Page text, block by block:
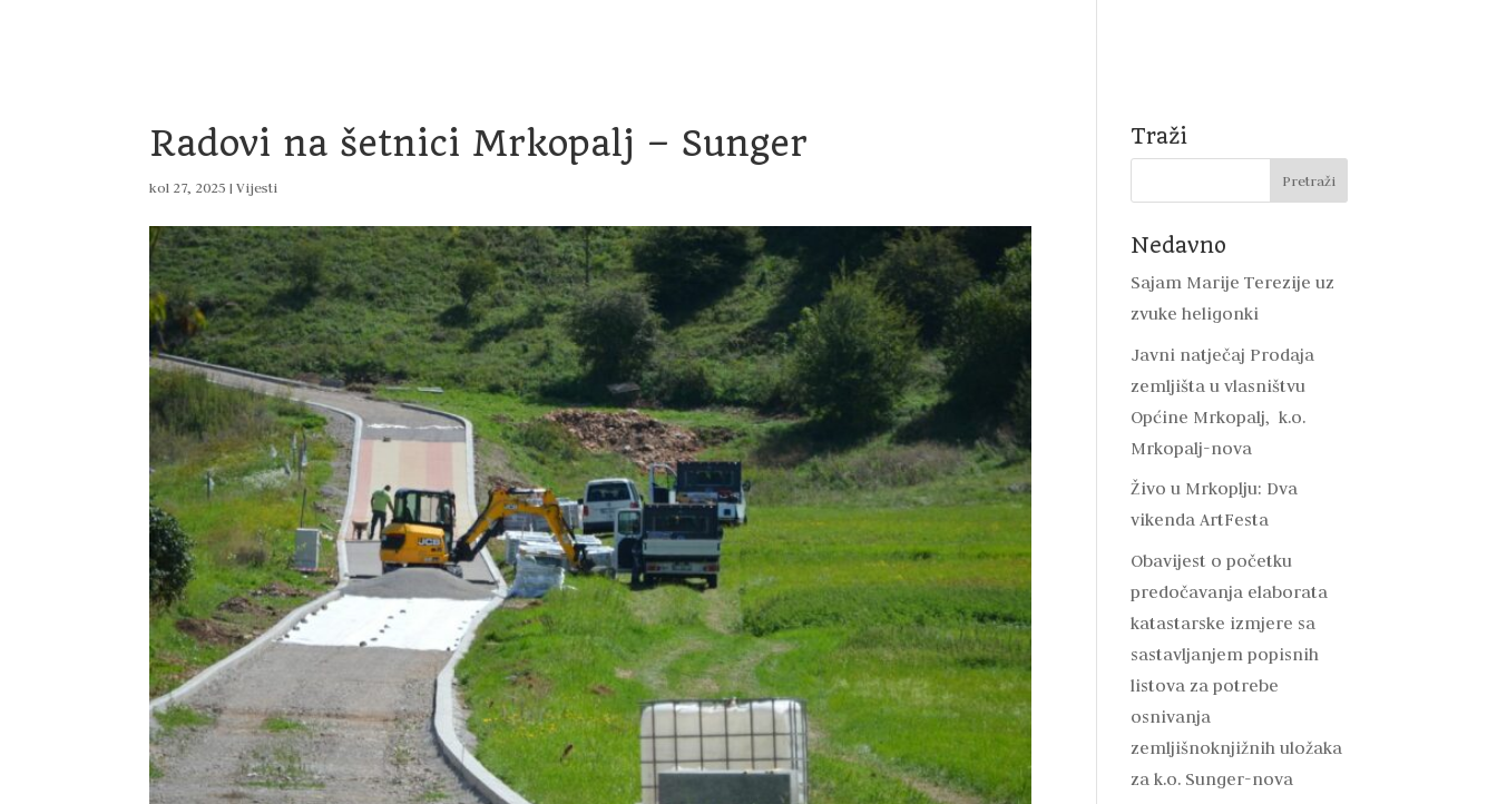
Radovi na šetnici Mrkopalj – Sunger
kol 27, 2025 |Vijesti
Traži
Nedavno
Sajam Marije Terezije uz
zvuke heligonki
Javni natječaj Prodaja
zemljišta u vlasništvu
Općine Mrkopalj, k.o.
Mrkopalj-nova
Živo u Mrkoplju: Dva
vikenda ArtFesta
Obavijest o početku
predočavanja elaborata
katastarske izmjere sa
sastavljanjem popisnih
listova za potrebe
osnivanja
zemljišnoknjižnih uložaka
za k.o. Sunger-nova